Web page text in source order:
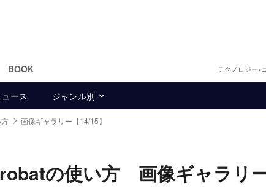
BOOK テクノロジー×
ース ジャンル別
画像ギャラリー【14/15】
の使い方 画像ギャラリ